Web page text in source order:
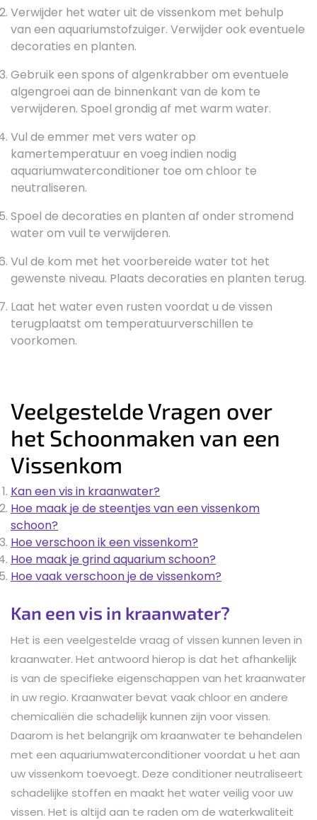
Verwijder het water uit de vissenkom met behulp
van een aquariumstofzuiger. Verwijder ook eventuele
decoraties en planten.
Gebruik een spons of algenkrabber om eventuele
algengroei aan de binnenkant van de kom te
verwijderen. Spoel grondig af met warm water.
Vul de emmer met vers water op
kamertemperatuur en voeg indien nodig
aquariumwaterconditioner toe om chloor te
neutraliseren.
Spoel de decoraties en planten af onder stromend
water om vuil te verwijderen.
Vul de kom met het voorbereide water tot het
gewenste niveau. Plaats decoraties en planten terug.
Laat het water even rusten voordat u de vissen
terugplaatst om temperatuurverschillen te
voorkomen.
Veelgestelde Vragen over
het Schoonmaken van een
Vissenkom
Kan een vis in kraanwater?
Hoe maak je de steentjes van een vissenkom
schoon?
Hoe verschoon ik een vissenkom?
Hoe maak je grind aquarium schoon?
Hoe vaak verschoon je de vissenkom?
Kan een vis in kraanwater?
Het is een veelgestelde vraag of vissen kunnen leven in
kraanwater. Het antwoord hierop is dat het afhankelijk
is van de specifieke eigenschappen van het kraanwater
in uw regio. Kraanwater bevat vaak chloor en andere
chemicaliën die schadelijk kunnen zijn voor vissen.
Daarom is het belangrijk om kraanwater te behandelen
met een aquariumwaterconditioner voordat u het aan
uw vissenkom toevoegt. Deze conditioner neutraliseert
schadelijke stoffen en maakt het water veilig voor uw
vissen. Het is altijd aan te raden om de waterkwaliteit